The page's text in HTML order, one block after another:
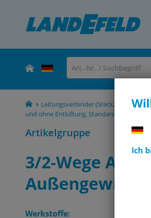
Ich
Leitungsverbinder (Steckanschlüsse,
und ohne Entlüftung, Standard
Artikelgruppe
3/2-Wege
Werkstoffe: